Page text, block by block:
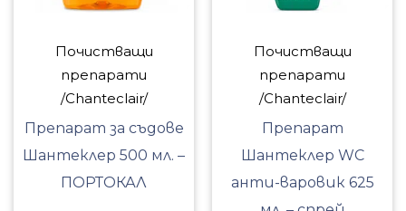
Почистващи
препарати
/Chanteclair/
Препарат за съдове
Шантеклер 500 мл. –
ПОРТОКАЛ
Почистващи
препарати
/Chanteclair/
Препарат
Шантеклер WC
анти-варовик 625